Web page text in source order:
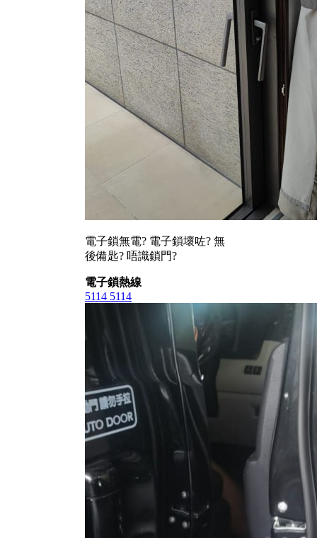
電子鎖無電? 電子鎖壞咗? 無
後備匙? 唔識鎖門?
電子鎖熱線
5114 5114